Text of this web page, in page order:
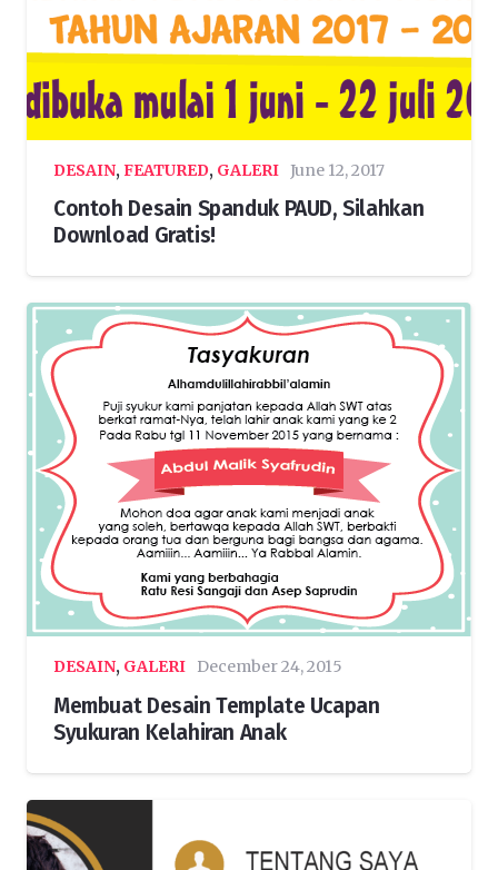
DESAIN, FEATURED, GALERI June 12, 2017
Contoh Desain Spanduk PAUD, Silahkan
Download Gratis!
DESAIN, GALERI December 24, 2015
Membuat Desain Template Ucapan
Syukuran Kelahiran Anak